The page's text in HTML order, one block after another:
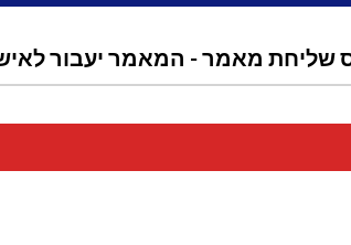
שליחת מאמר - המאמר יעבור